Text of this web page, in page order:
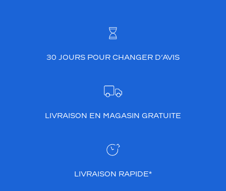
30 JOURS POUR CHANGER D’AVIS
LIVRAISON EN MAGASIN GRATUITE
LIVRAISON RAPIDE*